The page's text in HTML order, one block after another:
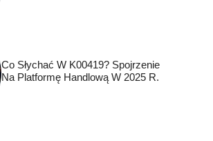
Co Słychać W K00419? Spojrzenie
Na Platformę Handlową W 2025 R.